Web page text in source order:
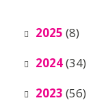
2025 (8)
2024(34)
2023 (56)